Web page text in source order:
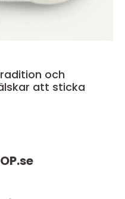
och
att sticka
se